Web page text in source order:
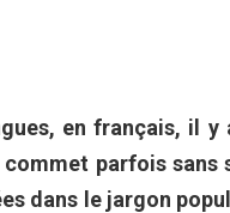
en français, il
commet parfois
dans le jargon